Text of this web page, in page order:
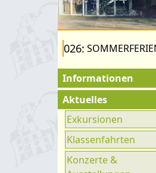
2026:SOMMERFERIEN !
Informationen
Für Besucher
Schulfamilie
Förderverein
Fachräume
Aktuelles
Exkursionen
Klassenfahrten
Konzerte &